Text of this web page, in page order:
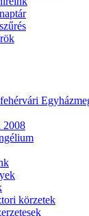
2008
körzetek